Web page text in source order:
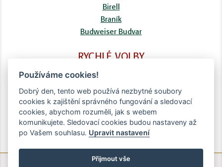
Birell
Braník
Budweiser Budvar
RYCHLÉ VOLBY
Doprava
Obchodní podmínky
Zpracování osobních údajů
Používáme cookies!
Dobrý den, tento web používá nezbytné soubory
cookies k zajištění správného fungování a sledovací
cookies, abychom rozuměli, jak s webem
komunikujete. Sledovací cookies budou nastaveny až
po Vašem souhlasu. Upravit nastavení
Přijmout vše